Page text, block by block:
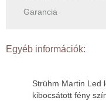
Garancia
Egyéb információk:
Strühm Martin Led
kibocsátott fény